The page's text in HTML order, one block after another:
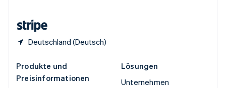
Deutschland (Deutsch)
Produkte und
Preisinformationen
Lösungen
Unternehmen